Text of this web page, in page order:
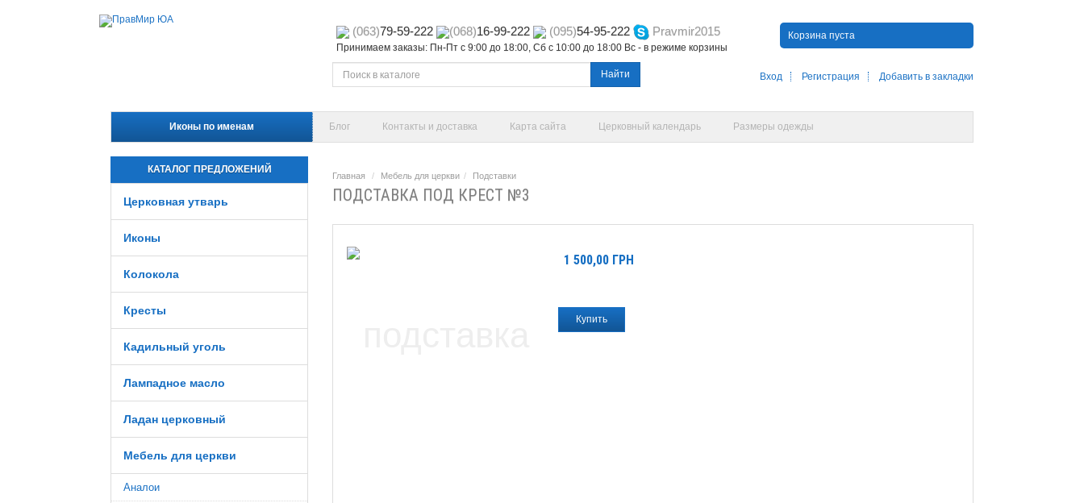
(063)79-59-222 (068)16-99-222 (095)54-95-222 Pravmir2015
Принимаем заказы: Пн-Пт с 9:00 до 18:00, Сб с 10:00 до 18:00 Вс - в режиме корзины
Корзина пуста
Найти Вход Регистрация Добавить в закладки
Иконы по именам Блог Контакты и доставка Карта сайта Церковный календарь Размеры одежды
КАТАЛОГ ПРЕДЛОЖЕНИЙ
Церковная утварь
Иконы
Колокола
Кресты
Кадильный уголь
Лампадное масло
Ладан церковный
Мебель для церкви
Аналои
Главная Мебель для церкви Подставки
ПОДСТАВКА ПОД КРЕСТ №3
1 500,00 ГРН